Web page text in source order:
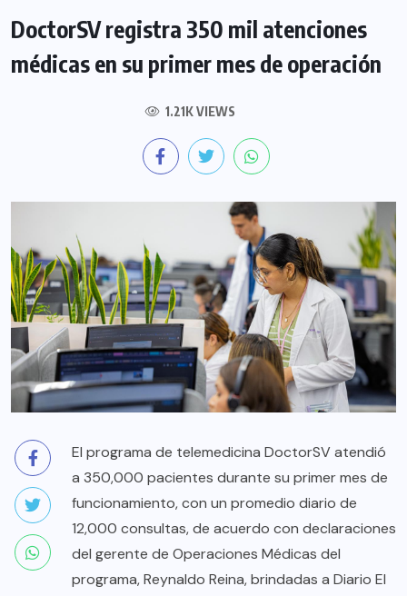
DoctorSV registra 350 mil atenciones
médicas en su primer mes de operación
1.21K VIEWS
El programa de telemedicina DoctorSV atendió
a 350,000 pacientes durante su primer mes de
funcionamiento, con un promedio diario de
12,000 consultas, de acuerdo con declaraciones
del gerente de Operaciones Médicas del
programa, Reynaldo Reina, brindadas a Diario El